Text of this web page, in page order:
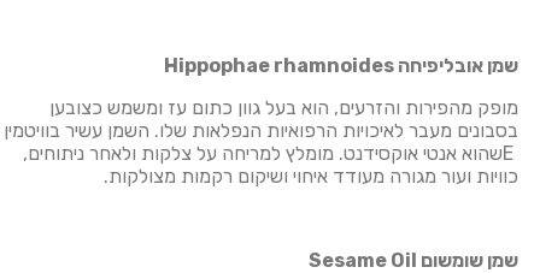
שמן אובליפיחהHippophae rhamnoides
מופק מהפירות והזרעים, הוא בעל גוון כתום עז ומשמש כצובען
בסבונים מעבר לאיכויות הרפואיות הנפלאות שלו. השמן עשיר בוויטמין
Eשהוא אנטי אוקסידנט. מומלץ למריחה על צלקות ולאחר ניתוחים,
כוויות ועור מגורה מעודד איחוי ושיקום רקמות מצולקות.
שמן שומשוםSesame Oil